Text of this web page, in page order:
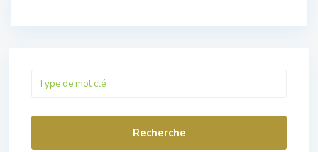
Recherche